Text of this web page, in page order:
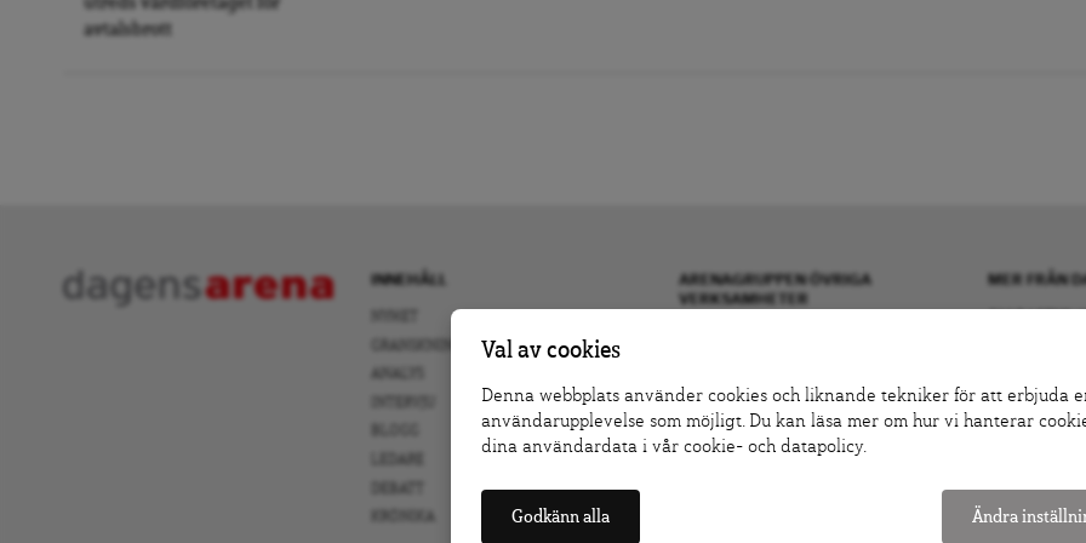
avtalsbrott
INNEHÅLL
ARENAGRUPPEN ÖVRIGA
VERKSAMHETER
PREMISS FÖRLAG
SKOLINFO
ARENAAKADEMIN
MER FRÅN
DONERA
COOKIE-
Val av cookies
Denna webbplats använder cookies och liknande tekniker för att erbjuda
användarupplevelse som möjligt. Du kan läsa mer om hur vi hanterar
dina användardata i vår cookie- och datapolicy.
Godkänn alla Ändra